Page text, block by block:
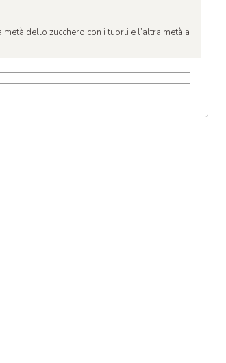
dello zucchero con i tuorli e l’altra metà a